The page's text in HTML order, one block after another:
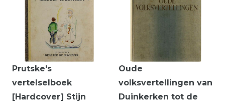
Prutske's
vertelselboek
[Hardcover] Stijn
Oude
volksvertellingen van
Duinkerken tot de